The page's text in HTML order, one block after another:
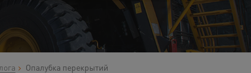
Опалубка перекрытий